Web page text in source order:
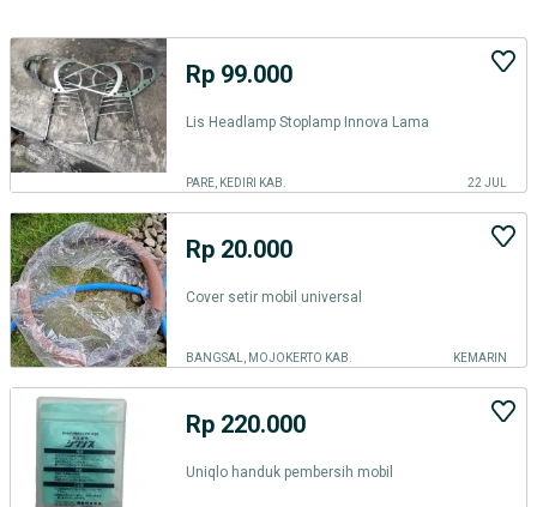
Rp 99.000
Lis Headlamp Stoplamp Innova Lama
PARE, KEDIRI KAB. 22 JUL
Rp 20.000
Cover setir mobil universal
BANGSAL, MOJOKERTO KAB. KEMARIN
Rp 220.000
Uniqlo handuk pembersih mobil